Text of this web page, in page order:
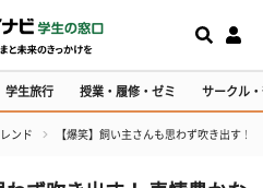
学生旅行 授業・履修・ゼミ サークル
ンド 【爆笑】飼い主さんも思わず吹き出す！